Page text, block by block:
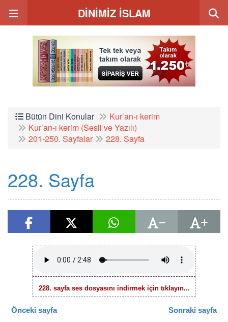
DİNİMİZ İSLAM
Bütün Dini Konular
Kur’an-ı kerim
Kur’an-ı kerim (Sesli ve Yazılı)
201-250. Sayfalar
228. Sayfa
228. Sayfa
228. sayfa ses dosyasını indirmek için tıklayın...
Önceki sayfa Sonraki sayfa